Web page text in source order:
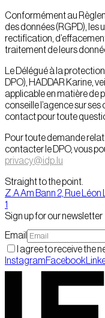
Conformément au
des données (RGPD), les
rectification,
traitement de leurs
Le Délégué à la
DPO), HADDAR Karine,
applicable en matière de
conseille l’agence sur
contact pour toute
Pour toute demande
contacter le DPO, vous
privacy@idp.lu
Straight to the point.
Z.A Am Bann 2, Rue
1
Sign up for our newsletter
Email
I agree to receive the
InstagramFacebook